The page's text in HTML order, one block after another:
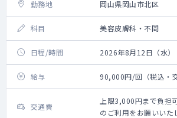
勤務地 岡山県岡山市北区
科目 美容皮膚科・不問
日程/時間 2026年8月12日（水
給与 90,000円/回（税込・
交通費
上限3,000円まで負担
のご利用をお願いい